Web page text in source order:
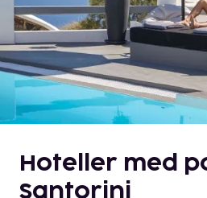
Hoteller med
Santorini